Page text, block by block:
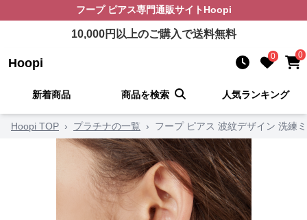
フープ ピアス専門通販サイト Hoopi
10,000円以上のご購入で送料無料
Hoopi 0 0
新着商品 商品を検索 人気ランキング
Hoopi TOP › プラチナの一覧 › フープ ピアス 波紋デザイン 洗練